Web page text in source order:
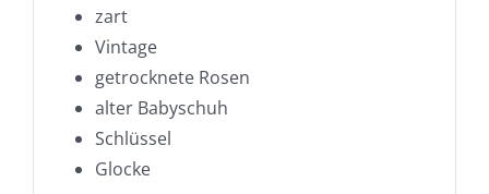
zart
Vintage
getrocknete Rosen
alter Babyschuh
Schlüssel
Glocke